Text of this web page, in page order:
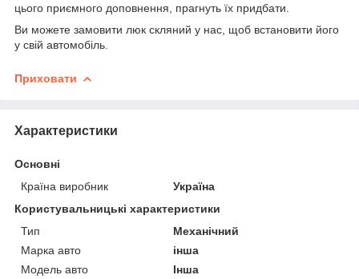
цього приємного доповнення, прагнуть їх придбати.
Ви можете замовити люк скляний у нас, щоб встановити його
у свій автомобіль.
Приховати
Характеристики
Основні
Країна виробник
Україна
Користувальницькі характеристики
Тип
Механічний
Марка авто
інша
Модель авто
Інша